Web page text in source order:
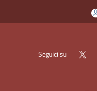
Seguici su